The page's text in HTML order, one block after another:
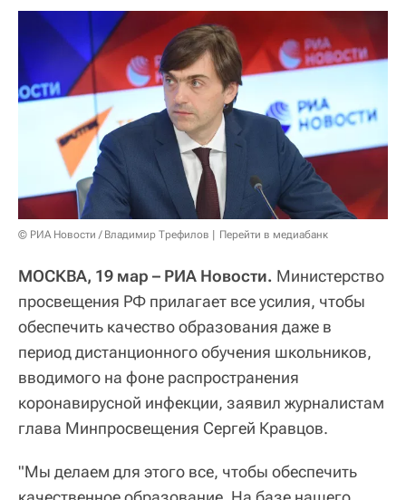
© РИА Новости / Владимир Трефилов Перейти в медиабанк
МОСКВА, 19 мар – РИА Новости. Министерство
просвещения РФ прилагает все усилия, чтобы
обеспечить качество образования даже в
период дистанционного обучения школьников,
вводимого на фоне распространения
коронавирусной инфекции, заявил журналистам
глава Минпросвещения Сергей Кравцов.
"Мы делаем для этого все, чтобы обеспечить